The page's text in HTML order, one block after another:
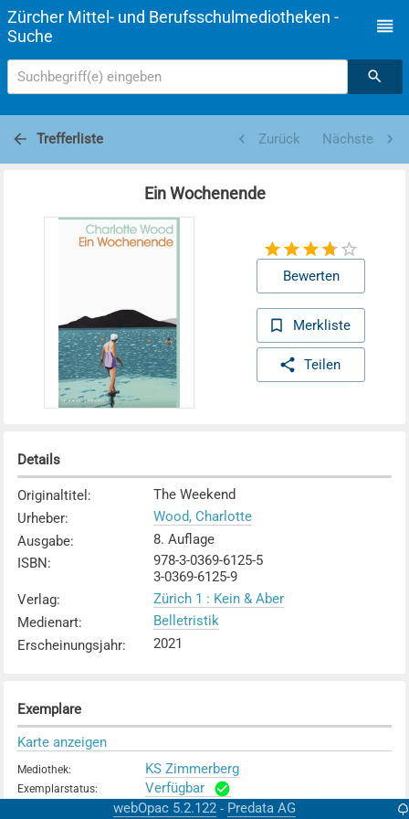
Zürcher Mittel- und Berufsschulmediotheken -
Suche
Suchbegriff(e) eingeben
Trefferliste Zurück Nächste
Ein Wochenende
Bewerten
Merkliste
Teilen
Details
Originaltitel :
The Weekend
Urheber:
Wood, Charlotte
Ausgabe:
8. Auflage
ISBN :
978-3-0369-6125-5
3-0369-6125-9
Verlag:
Zürich 1 : Kein & Aber
Medienart:
Belletristik
Erscheinungsjahr: 2021
Exemplare
Karte anzeigen
Mediothek: KS Zimmerberg
Exemplarstatus: Verfügbar
webOpac 5.2.122 - Predata AG